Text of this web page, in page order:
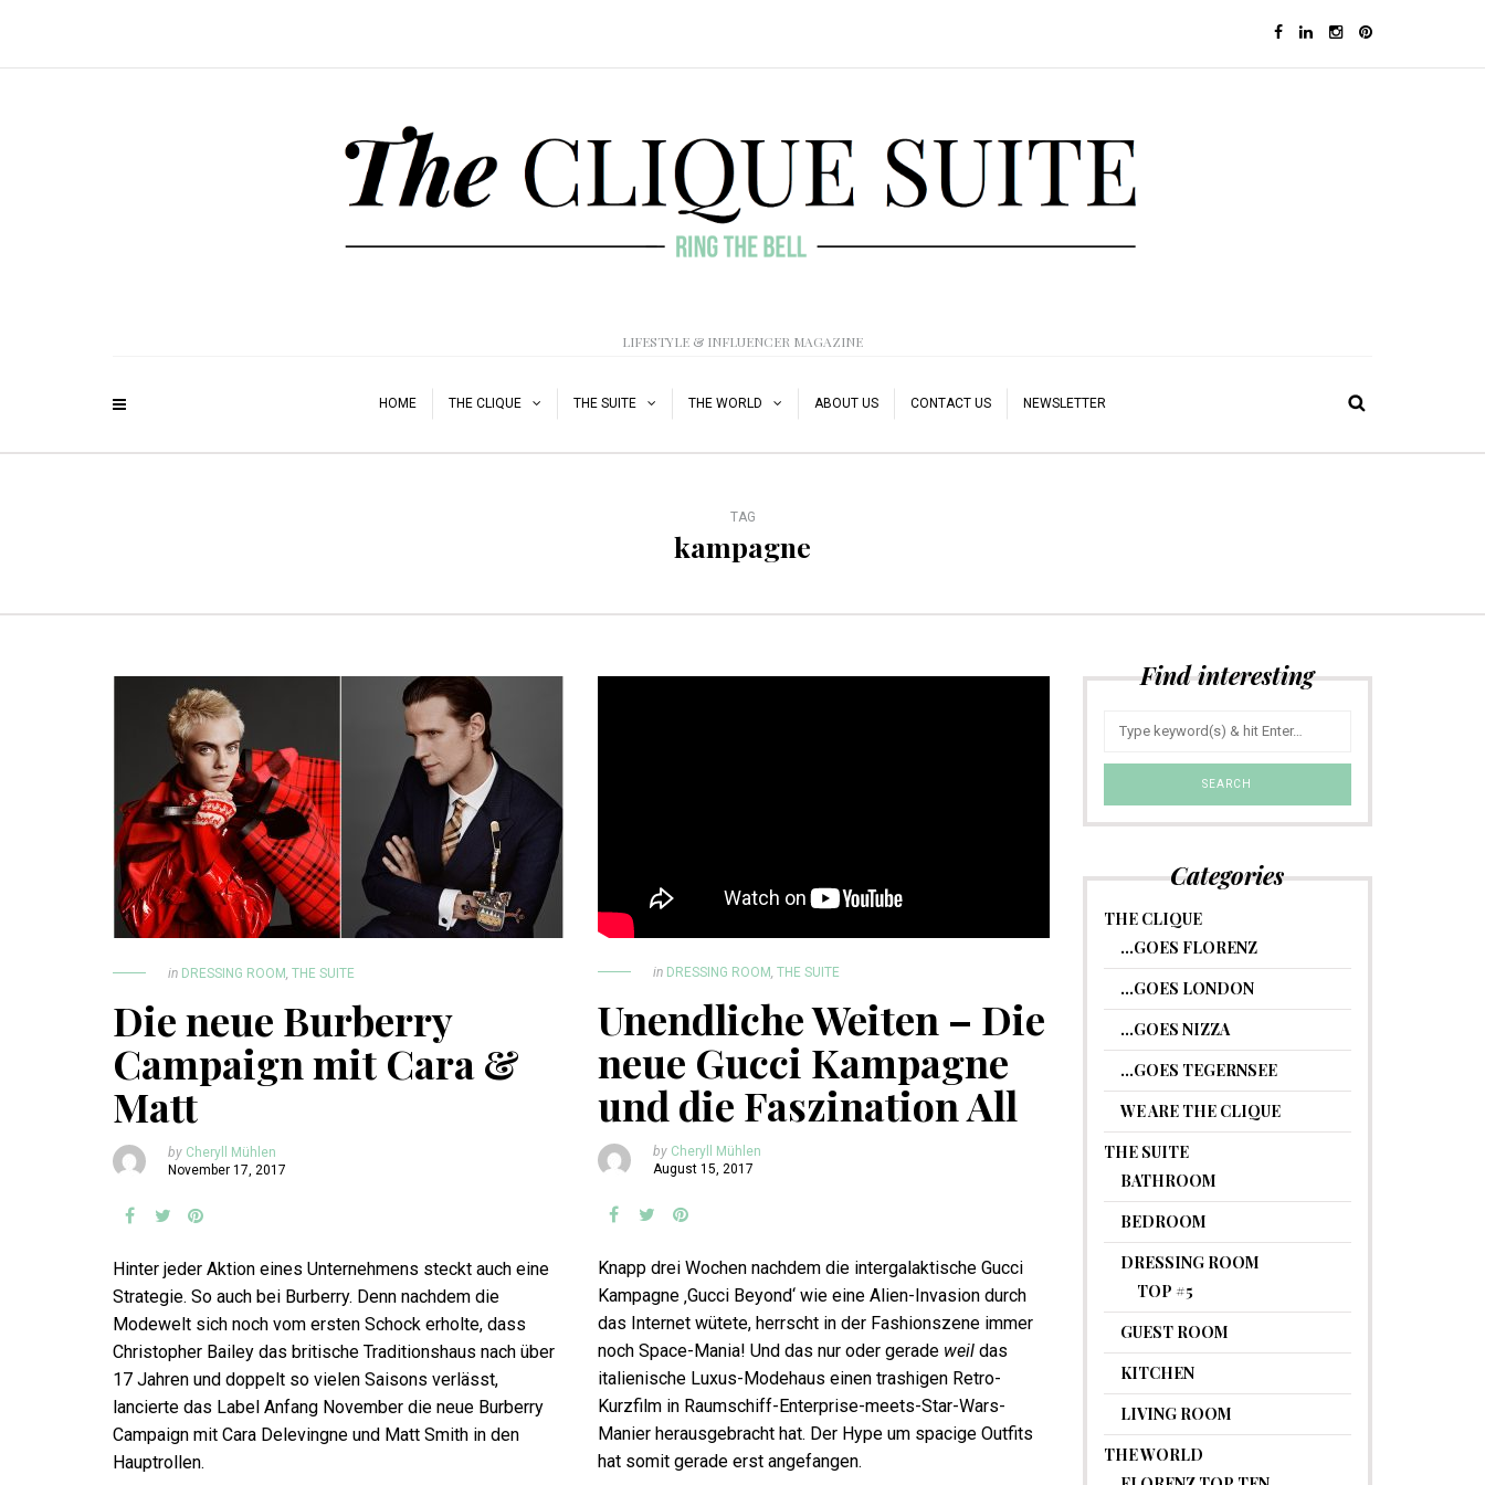
LIFESTYLE & INFLUENCER MAGAZINE
HOME THE CLIQUE THE SUITE THE WORLD ABOUT US CONTACT US NEWSLETTER
TAG
kampagne
in DRESSING ROOM, THE SUITE
Die neue Burberry
Campaign mit Cara &
Matt
by Cheryll Mühlen
November 17, 2017
Hinter jeder Aktion eines Unternehmens steckt auch eine
Strategie. So auch bei Burberry. Denn nachdem die
Modewelt sich noch vom ersten Schock erholte, dass
Christopher Bailey das britische Traditionshaus nach über
17 Jahren und doppelt so vielen Saisons verlässt,
lancierte das Label Anfang November die neue Burberry
Campaign mit Cara Delevingne und Matt Smith in den
Hauptrollen.
in DRESSING ROOM, THE SUITE
Unendliche Weiten – Die
neue Gucci Kampagne
und die Faszination All
by Cheryll Mühlen
August 15, 2017
Knapp drei Wochen nachdem die intergalaktische Gucci
Kampagne ‚Gucci Beyond‘ wie eine Alien-Invasion durch
das Internet wütete, herrscht in der Fashionszene immer
noch Space-Mania! Und das nur oder gerade weildas
italienische Luxus-Modehaus einen trashigen Retro-
Kurzfilm in Raumschiff-Enterprise-meets-Star-Wars-
Manier herausgebracht hat. Der Hype um spacige Outfits
hat somit gerade erst angefangen.
Find interesting
Categories
THE CLIQUE
…GOES FLORENZ
…GOES LONDON
…GOES NIZZA
…GOES TEGERNSEE
WE ARE THE CLIQUE
THE SUITE
BATHROOM
BEDROOM
DRESSING ROOM
TOP #5
GUEST ROOM
KITCHEN
LIVING ROOM
THE WORLD